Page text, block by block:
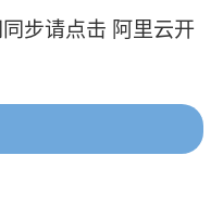
步请点击 阿里云开